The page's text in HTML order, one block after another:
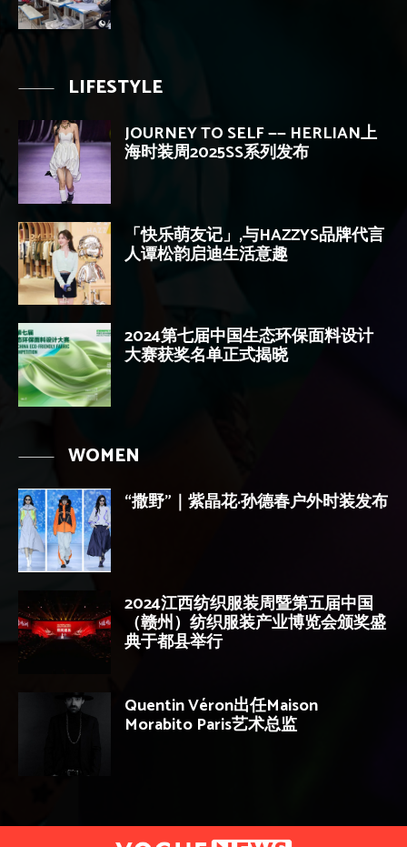
LIFESTYLE
JOURNEY TO SELF —— HERLIAN上
海时装周2025SS系列发布
「快乐萌友记」,与HAZZYS品牌代言
人谭松韵启迪生活意趣
2024第七届中国生态环保面料设计
大赛获奖名单正式揭晓
WOMEN
“撒野”｜紫晶花·孙德春户外时装发布
2024江西纺织服装周暨第五届中国
（赣州）纺织服装产业博览会颁奖盛
典于都县举行
Quentin Véron出任Maison
Morabito Paris艺术总监